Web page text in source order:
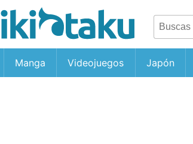
Manga Videojuegos Japón